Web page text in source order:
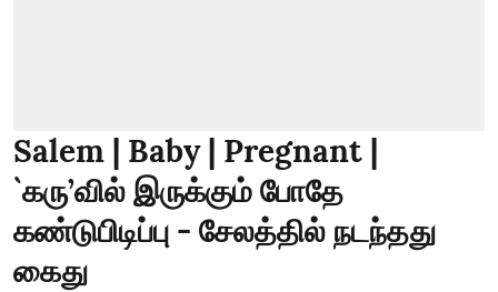
Salem | Baby | Pregnant |
`கரு’வில் இருக்கும் போதே
கண்டுபிடிப்பு - சேலத்தில் நடந்தது
கைது